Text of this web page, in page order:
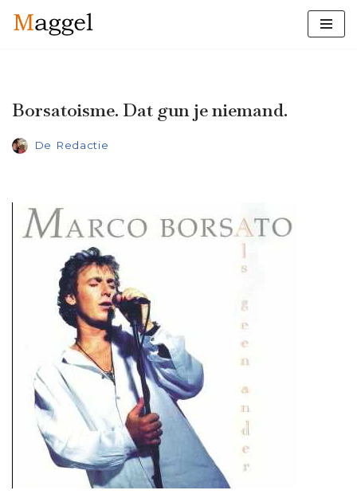
inhoud
Borsatoisme. Dat gun je niemand.
De Redactie